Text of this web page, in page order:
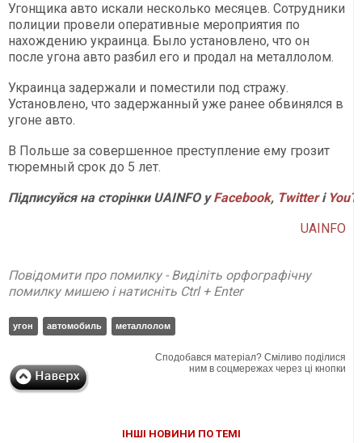
Угонщика авто искали несколько месяцев. Сотрудники
полиции провели оперативные мероприятия по
нахождению украинца. Было установлено, что он
после угона авто разбил его и продал на металлолом.
Украинца задержали и поместили под стражу.
Установлено, что задержанный уже ранее обвинялся в
угоне авто.
В Польше за совершенное преступление ему грозит
тюремный срок до 5 лет.
Підписуйся на сторінки UAINFO уFacebook, Twitterі
UAINFO
Повідомити про помилку - Виділіть орфографічну
помилку мишею і натисніть Ctrl + Enter
угон автомобиль металлолом
Сподобався матеріал? Сміливо поділися
ним в соцмережах через ці кнопки
ІНШІ НОВИНИ ПО ТЕМІ